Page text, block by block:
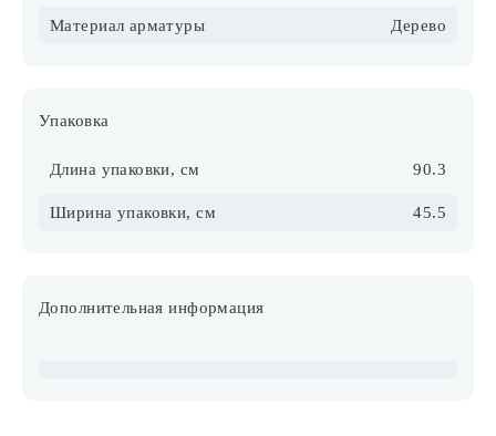
Материал арматуры Дерево
Упаковка
Длина упаковки, см 90.3
Ширина упаковки, см 45.5
Дополнительная информация